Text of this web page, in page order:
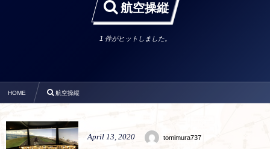
航空操縦
1 件がヒットしました。
HOME 航空操縦
April 13 2020 tomimura737